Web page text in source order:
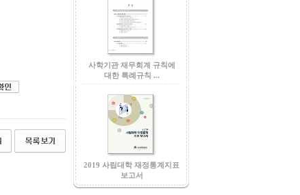
사학기관 재무회계 규칙에
대한 특례규칙 ...
2019 사립대학 재정통계지표
보고서